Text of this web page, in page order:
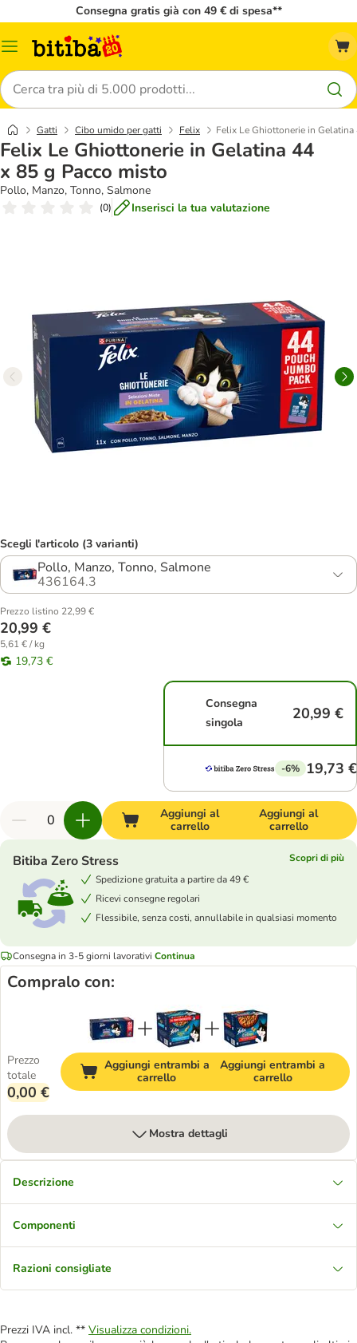
Consegna gratis già con 49 € di spesa**
Overview
Cerca
Gatti Cibo umido per gatti Felix Felix Le Ghiottonerie in
Felix Le Ghiottonerie in Gelatina 44
x 85 g Pacco misto
Pollo, Manzo, Tonno, Salmone
(0) Inserisci la tua valutazione
Scegli l'articolo (3 varianti)
Pollo, Manzo, Tonno, Salmone
436164.3
Prezzo listino 22,99 €
20,99 €
5,61 € / kg
19,73 €
Consegna
singola
20,99 €
-6% 19,73 €
Aggiungi al
carrello
Aggiungi al
carrello
Bitiba Zero Stress
Scopri di più
Spedizione gratuita a partire da 49 €
Ricevi consegne regolari
Flessibile, senza costi, annullabile in qualsiasi momento
Consegna in 3-5 giorni lavorativi Continua
Compralo con:
Prezzo
totale
0,00 €
Aggiungi entrambi a
carrello
Aggiungi entrambi a
carrello
Mostra dettagli
Descrizione
Componenti
Razioni consigliate
Prezzi IVA incl. ** Visualizza condizioni.